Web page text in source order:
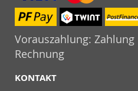
Vorauszahlung: Zahlung
Rechnung
KONTAKT